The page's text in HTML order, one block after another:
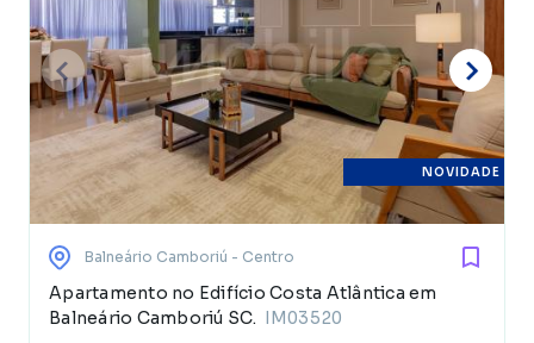
NOVIDADE
Balneário Camboriú - Centro
Apartamento no Edifício Costa Atlântica em
Balneário Camboriú SC. IM03520